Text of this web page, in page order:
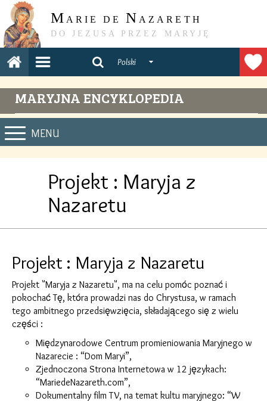
M ARIE DE N AZARETH
DO JEZUSA PRZEZ MARYJĘ
Polski
MARYJNA ENCYKLOPEDIA
MENU
Projekt : Maryja z
Nazaretu
Projekt : Maryja z Nazaretu
Projekt "Maryja z Nazaretu", ma na celu pomόc poznać i
pokochać Tę, ktόra prowadzi nas do Chrystusa, w ramach
tego ambitnego przedsięwzięcia, składającego się z wielu
części :
Międzynarodowe Centrum promieniowania Maryjnego w
Nazarecie : “Dom Maryi”,
Zjednoczona Strona Internetowa w 12 językach:
“MariedeNazareth.com”,
Dokumentalny film TV, na temat kultu maryjnego: “W